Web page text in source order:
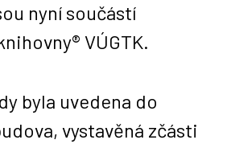
nyní součástí
VÚGTK.
byla uvedena do
vystavěná zčásti